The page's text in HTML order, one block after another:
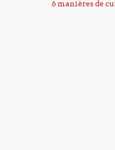
6 manières de